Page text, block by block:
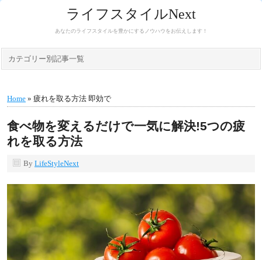
ライフスタイルNext
あなたのライフスタイルを豊かにするノウハウをお伝えします！
カテゴリー別記事一覧
Home » 疲れを取る方法 即効で
食べ物を変えるだけで一気に解決!5つの疲
れを取る方法
By LifeStyleNext